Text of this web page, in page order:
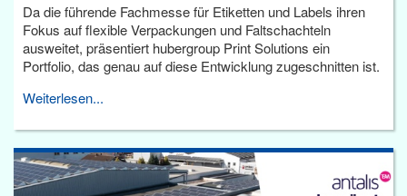
Da die führende Fachmesse für Etiketten und Labels ihren
Fokus auf flexible Verpackungen und Faltschachteln
ausweitet, präsentiert hubergroup Print Solutions ein
Portfolio, das genau auf diese Entwicklung zugeschnitten ist.
Weiterlesen...